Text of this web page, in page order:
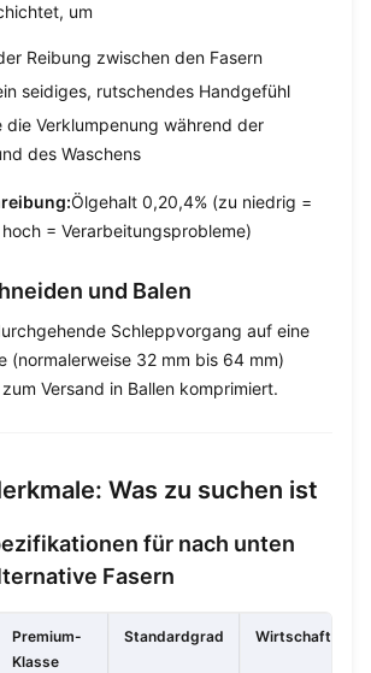
um
Reibung zwischen den Fasern
seidiges, rutschendes Handgefühl
die Verklumpenung während der
des Waschens
Ölgehalt 0,2­0,4% (zu niedrig =
= Verarbeitungsprobleme)
und Balen
Schleppvorgang auf eine
(normalerweise 32 mm bis 64 mm)
Versand in Ballen komprimiert.
Was zu suchen ist
für nach unten
Fasern
Premium-
Klasse
Standardgrad